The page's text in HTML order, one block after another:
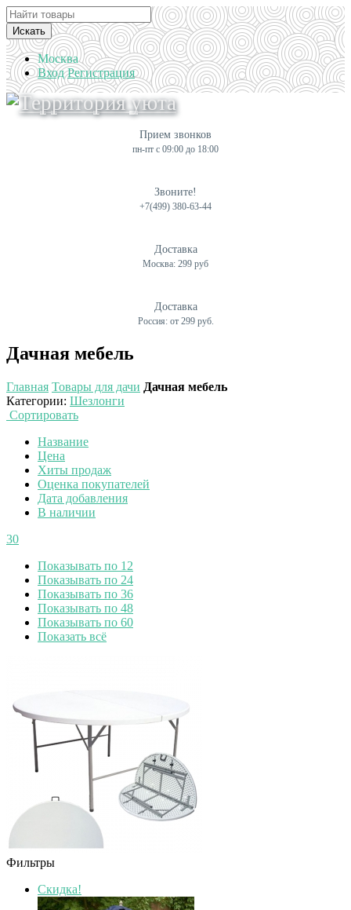
Искать
Москва
Вход Регистрация
Прием звонков
пн-пт с 09:00 до 18:00
Звоните!
+7(499) 380-63-44
Доставка
Москва: 299 руб
Доставка
Россия: от 299 руб.
Дачная мебель
Главная Товары для дачи Дачная мебель
Категории: Шезлонги
Сортировать
Название
Цена
Хиты продаж
Оценка покупателей
Дата добавления
В наличии
30
Показывать по 12
Показывать по 24
Показывать по 36
Показывать по 48
Показывать по 60
Показать всё
Фильтры
Скидка!